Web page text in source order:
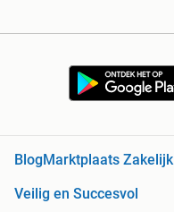
BlogMarktplaats Zakelijk
Veilig en Succesvol